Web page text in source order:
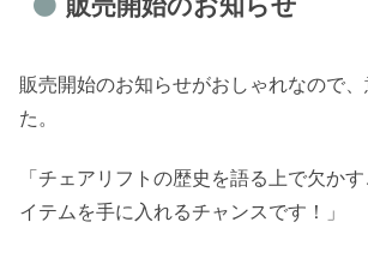
販売開始のお知らせがおしゃれなので
た。
「チェアリフトの歴史を語る上で欠か
イテムを手に入れるチャンスです！」